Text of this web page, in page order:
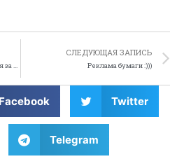
Гей подал в суд на штат Джорджия за ущемление его прав
СЛЕДУЮЩАЯ ЗАПИСЬ
Реклама бумаги :)))
Facebook Twitter
Telegram